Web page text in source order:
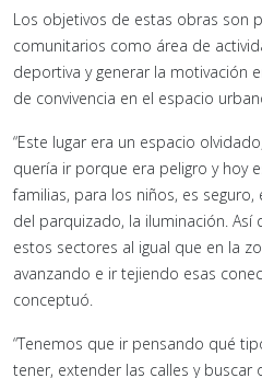
Los objetivos de estas obras son
comunitarios como área de
deportiva y generar la motivación
de convivencia en el espacio
“Este lugar era un espacio
quería ir porque era peligro y hoy
familias, para los niños, es
del parquizado, la iluminación. Así
estos sectores al igual que en la
avanzando e ir tejiendo esas
conceptuó.
“Tenemos que ir pensando qué
tener, extender las calles y buscar